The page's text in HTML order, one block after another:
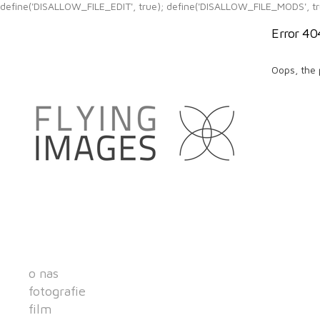
define('DISALLOW_FILE_EDIT', true); define('DISALLOW_FILE_MODS',
o nas
fotografie
film
Error
Oops, the